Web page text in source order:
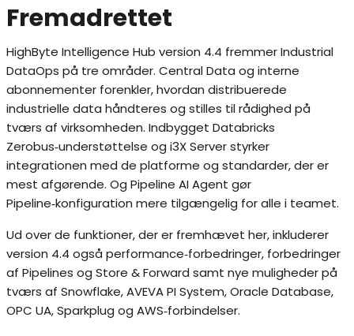
Fremadrettet
HighByte Intelligence Hub version 4.4 fremmer Industrial
DataOps på tre områder. Central Data og interne
abonnementer forenkler, hvordan distribuerede
industrielle data håndteres og stilles til rådighed på
tværs af virksomheden. Indbygget Databricks
Zerobus‑understøttelse og i3X Server styrker
integrationen med de platforme og standarder, der er
mest afgørende. Og Pipeline AI Agent gør
Pipeline‑konfiguration mere tilgængelig for alle i teamet.
Ud over de funktioner, der er fremhævet her, inkluderer
version 4.4 også performance‑forbedringer, forbedringer
af Pipelines og Store & Forward samt nye muligheder på
tværs af Snowflake, AVEVA PI System, Oracle Database,
OPC UA, Sparkplug og AWS‑forbindelser.